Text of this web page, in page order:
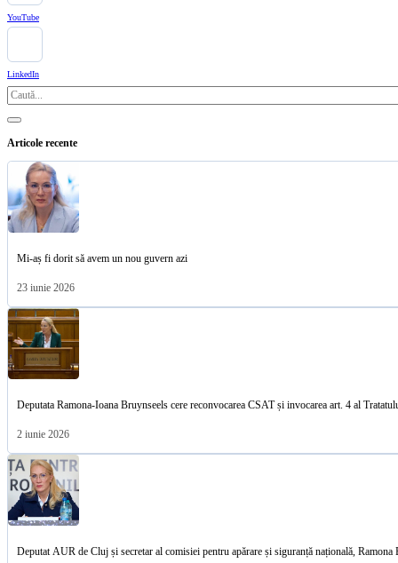
YouTube
LinkedIn
Caută
Articole recente
Mi-aș fi dorit să avem un nou guvern azi
23 iunie 2026
Deputata Ramona-Ioana Bruynseels cere reconvocarea CSAT și invocarea art. 4 al
2 iunie 2026
Deputat AUR de Cluj și secretar al comisiei pentru apărare și siguranță națională,